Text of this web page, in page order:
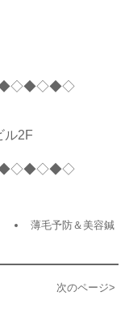
ル2F
薄毛予防＆美容鍼
次のページ>